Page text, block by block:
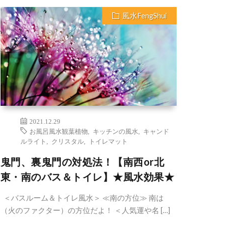
風水FengShui
2021.12.29
お風呂風水観葉植物
キッチンの風水
キャンド
ルライト
クリスタル, トイレマット
鬼門、裏鬼門の対処法！【南西or北
東・南のバス＆トイレ】★風水効果★
＜バスルーム＆トイレ風水＞ ≪南の方位≫ 南は
（火のファクター）の方位だよ！ ＜人気運や名 […]